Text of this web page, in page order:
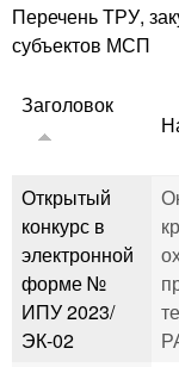
Перечень ТРУ,
субъектов МСП
Заголовок
Открытый
конкурс в
электронной
форме №
ИПУ 2023/
ЭК-02